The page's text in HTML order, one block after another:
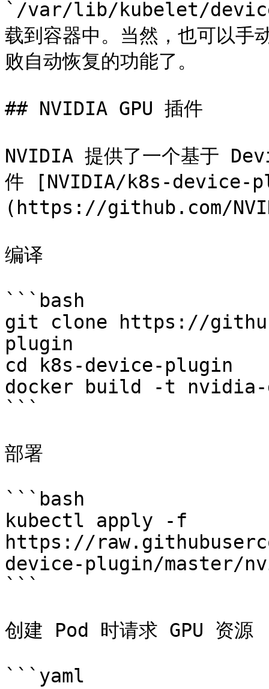
`/var/lib/kubelet/
载到容器中。当然，也可以手
败自动恢复的功能了。
## NVIDIA GPU 插件
NVIDIA 提供了一个基于
件 [NVIDIA/k8s-device-
(https://github.com/
编译
```bash
git clone https://
plugin
cd k8s-device-plugin
docker build -t
```
部署
```bash
kubectl apply -f
https://
device-plugin/master/
```
创建 Pod 时请求 GPU 资源
```yaml